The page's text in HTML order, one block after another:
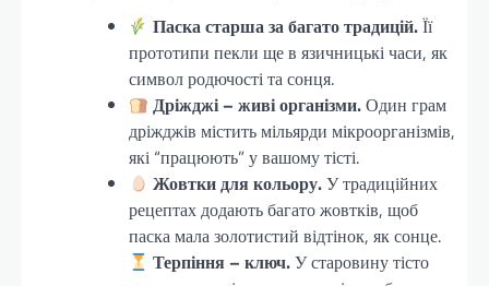
Паска старша за багато традицій.Її
прототипи пекли ще в язичницькі часи, як
символ родючості та сонця.
Дріжджі – живі організми.Один грам
дріжджів містить мільярди мікроорганізмів,
які “працюють” у вашому тісті.
Жовтки для кольору.У традиційних
рецептах додають багато жовтків, щоб
паска мала золотистий відтінок, як сонце.
Терпіння – ключ.У старовину тісто